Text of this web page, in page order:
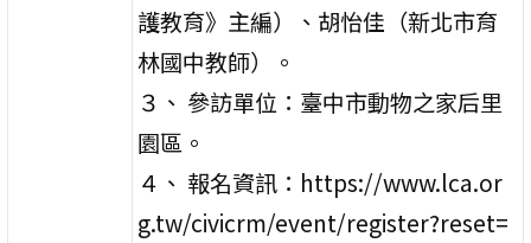
護教育》主編）、胡怡佳（新北市育
林國中教師）。
３、 參訪單位：臺中市動物之家后里
園區。
４、 報名資訊：https://www.lca.or
g.tw/civicrm/event/register?reset=